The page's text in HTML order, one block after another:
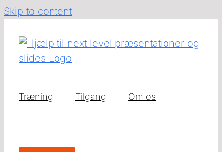
Skip to content
Træning Tilgang Om os